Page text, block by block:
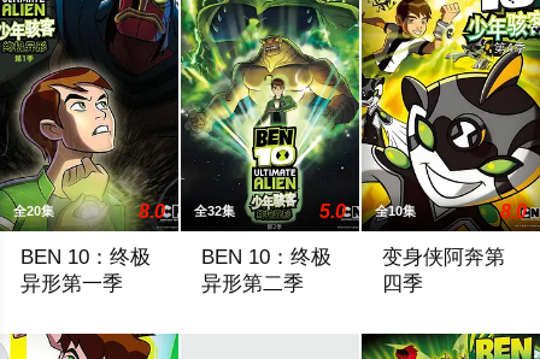
全20集 8.0
BEN 10：终极
异形第一季
全32集 5.0
BEN 10：终极
异形第二季
全10集 8.0
变身侠阿奔第
四季